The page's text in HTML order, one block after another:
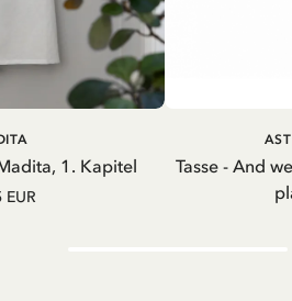
1. Kapitel
EUR
IN
Tasse - And